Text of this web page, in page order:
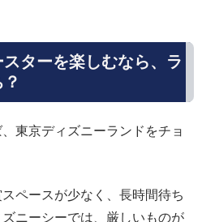
ターを楽しむなら、ラ
東京ディズニーランドをチョ
ペースが少なく、長時間待ち
ニーシーでは、厳しいものが